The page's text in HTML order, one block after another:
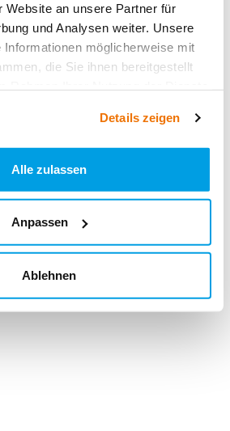
Website an unsere Partner für
und Analysen weiter. Unsere
Informationen möglicherweise mit
die Sie ihnen bereitgestellt
Details zeigen
Alle zulassen
Anpassen
Ablehnen